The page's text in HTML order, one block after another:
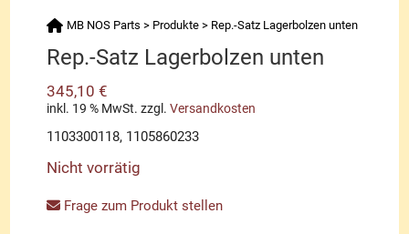
MB NOS Parts > Produkte > Rep.-Satz Lagerbolzen unten
Rep.-Satz Lagerbolzen unten
345,10€
inkl. 19 % MwSt. zzgl.Versandkosten
1103300118, 1105860233
Nicht vorrätig
Frage zum Produkt stellen